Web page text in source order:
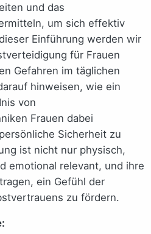
und das
um sich effektiv
Einführung werden wir
für Frauen
Gefahren im täglichen
hinweisen, wie ein
von
Frauen dabei
Sicherheit zu
ist nicht nur physisch,
emotional relevant, und ihre
ein Gefühl der
zu fördern.